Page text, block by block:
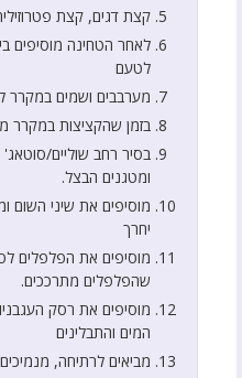
קצת דגים, קצת
לאחר הטחינה מוסיפים
לטעם
מערבבים ושמים במקרר
בזמן שהקציצות במקרר
בסיר רחב שוליים/
ומטגנים הבצל.
מוסיפים את שיני השום
יחרך
מוסיפים את הפלפלים
שהפלפלים מתרככים.
מוסיפים את רסק
המים והתבלינים
מביאים לרתיחה,